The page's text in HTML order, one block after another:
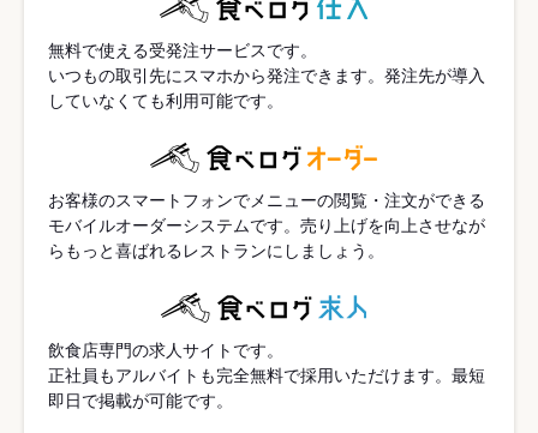
無料で使える受発注サービスです。
いつもの取引先にスマホから発注できます。発注先が導入
していなくても利用可能です。
お客様のスマートフォンでメニューの閲覧・注文ができる
モバイルオーダーシステムです。売り上げを向上させなが
らもっと喜ばれるレストランにしましょう。
飲食店専門の求人サイトです。
正社員もアルバイトも完全無料で採用いただけます。最短
即日で掲載が可能です。